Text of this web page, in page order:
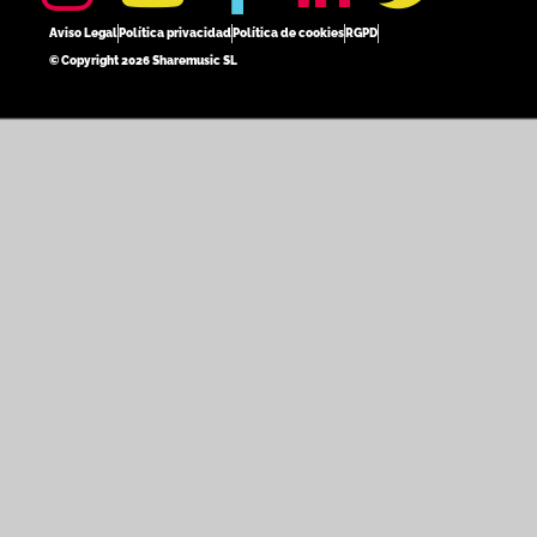
Aviso LegalPolítica privacidadPolítica de cookiesRGPD
© Copyright 2026 Sharemusic SL